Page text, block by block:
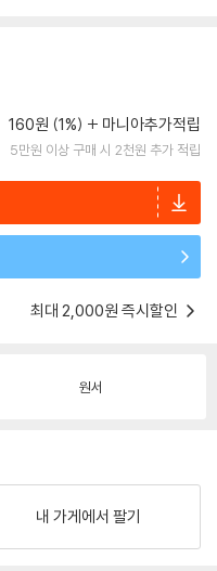
160원 (1%) 마니아추가적립
5만원 이상 구매 시 2천원 추가 적립
최대 2,000원 즉시할인
원서
내 가게에서 팔기